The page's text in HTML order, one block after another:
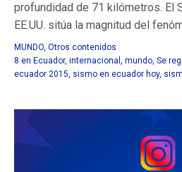
profundidad de 71 kilómetros. El
EE.UU. sitúa la magnitud del
MUNDO, Otros contenidos
8 en Ecuador, internacional , mundo, Se
ecuador 2015, sismo en ecuador hoy,